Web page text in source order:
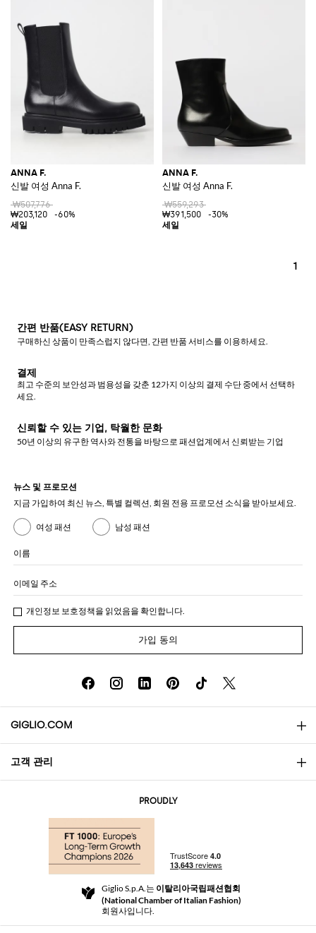
ANNA F.
신발 여성 Anna F.
₩507,776
₩203,120
-60%
ANNA F.
신발 여성 Anna F.
₩559,293
₩391,500
-30%
1
간편 반품(EASY RETURN)
구매하신 상품이 만족스럽지 않다면, 간편 반품 서비스를 이용하세요.
결제
최고 수준의 보안성과 범용성을 갖춘 12가지 이상의 결제 수단 중에서 선택하
세요.
신뢰할 수 있는 기업, 탁월한 문화
50년 이상의 유구한 역사와 전통을 바탕으로 패션업계에서 신뢰받는 기업
뉴스 및 프로모션
지금 가입하여 최신 뉴스, 특별 컬렉션, 회원 전용 프로모션 소식을 받아보세요.
여성 패션 남성 패션
이름
이메일 주소
개인정보 보호정책을 읽었음을 확인합니다.
가입 동의
GIGLIO.COM
소개
Community Store
고객 관리
반품 및 환불
For a safe shopping experience
Security Communication
PROUDLY
Giglio S.p.A.는 이탈리아국립패션협회
(National Chamber of Italian Fashion)
회원사입니다.